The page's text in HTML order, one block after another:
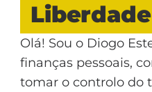
Olá! Sou o Diogo
finanças pessoais,
tomar o controlo do